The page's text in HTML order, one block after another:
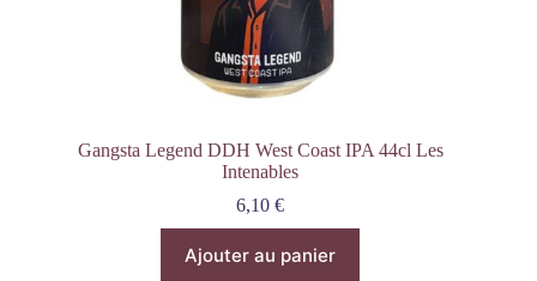
Gangsta Legend DDH West Coast IPA 44cl Les
Intenables
6,10€
Ajouter au panier